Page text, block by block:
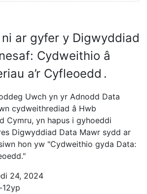
ar gyfer y Digwyddiad
Cydweithio â
a’r Cyfleoedd .
Uwch yn yr Adnodd Data
cydweithrediad â Hwb
Cymru, yn hapus i gyhoeddi
Digwyddiad Data Mawr sydd ar
hon yw "Cydweithio gyda Data:
24, 2024
12yp